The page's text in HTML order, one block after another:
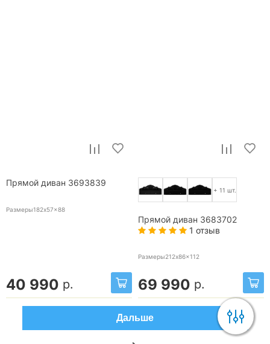
Прямой диван 3693839
Размеры182x57x88
40 990 р.
+ 11 шт.
Прямой диван 3683702
1 отзыв
Размеры212x86x112
69 990 р.
Дальше